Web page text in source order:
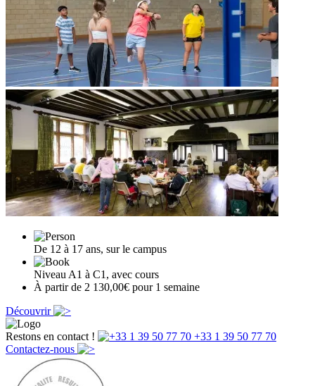
De 12 à 17 ans, sur le campus
Niveau A1 à C1, avec cours
À partir de 2 130,00€ pour 1 semaine
Découvrir
Restons en contact !
+33 1 39 50 77 70
Contactez-nous